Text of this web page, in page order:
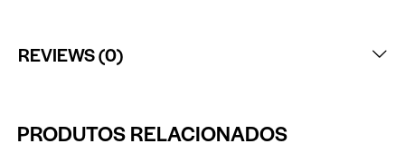
REVIEWS (0)
PRODUTOS RELACIONADOS